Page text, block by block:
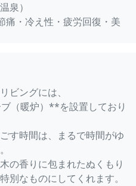
泉）
痛・冷え性・疲労回復・美
ビングには、
（暖炉）**を設置しており
す時間は、まるで時間がゆ
の香りに包まれたぬくもり
別なものにしてくれます。